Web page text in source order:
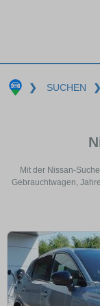
❯ SUCHEN ❯
Mit der Nissan-
Gebrauchtwagen,